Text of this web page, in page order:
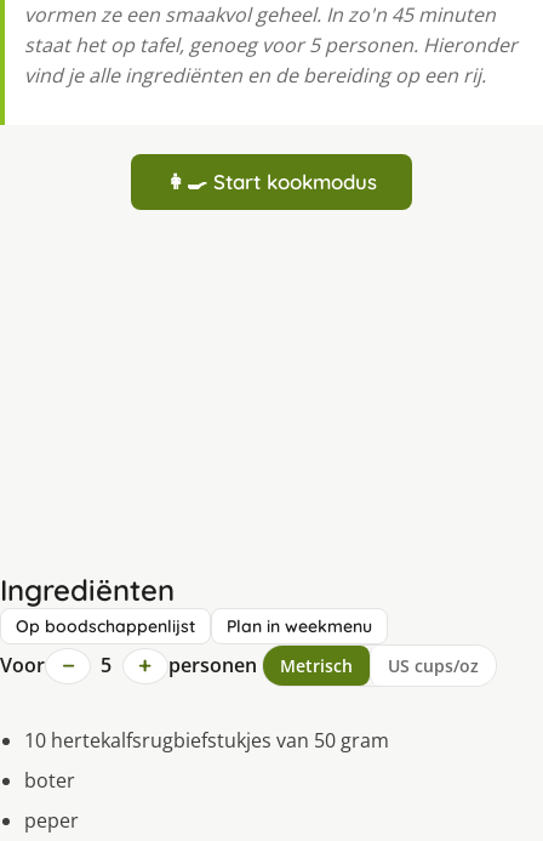
vormen ze een smaakvol geheel. In zo'n 45 minuten
staat het op tafel, genoeg voor 5 personen. Hieronder
vind je alle ingrediënten en de bereiding op een rij.
👩‍🍳 Start kookmodus
Ingrediënten
Op boodschappenlijst Plan in weekmenu
Voor − 5 + personen Metrisch US cups/oz
10 hertekalfsrugbiefstukjes van 50 gram
boter
peper